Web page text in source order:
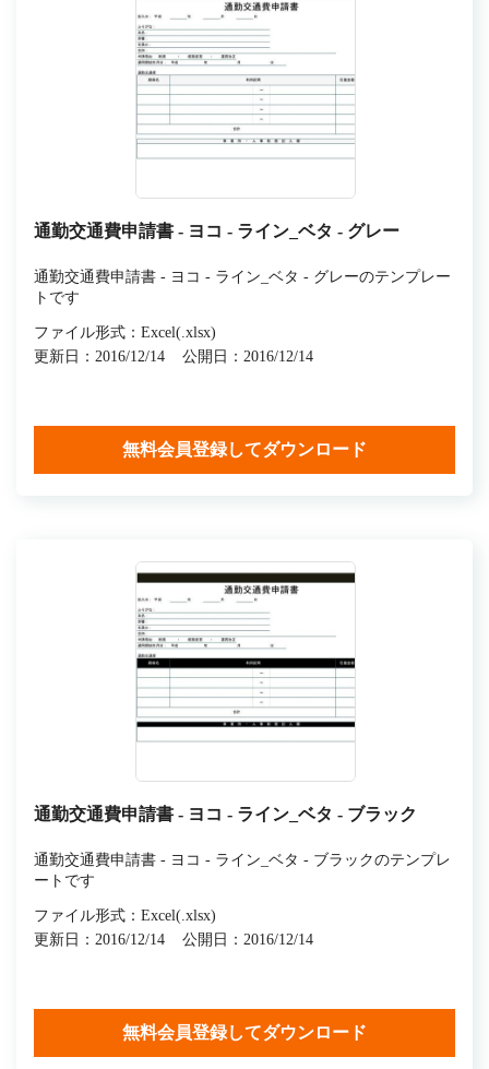
通勤交通費申請書 - ヨコ - ライン_ベタ - グレー
通勤交通費申請書 - ヨコ - ライン_ベタ - グレーのテンプレー
トです
ファイル形式：Excel(.xlsx)
更新日：2016/12/14
公開日：2016/12/14
無料会員登録してダウンロード
通勤交通費申請書 - ヨコ - ライン_ベタ - ブラック
通勤交通費申請書 - ヨコ - ライン_ベタ - ブラックのテンプレ
ートです
ファイル形式：Excel(.xlsx)
更新日：2016/12/14
公開日：2016/12/14
無料会員登録してダウンロード